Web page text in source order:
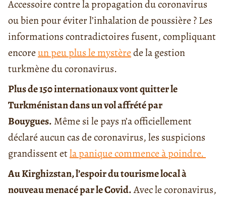
Accessoire contre la propagation du coronavirus
ou bien pour éviter l’inhalation de poussière ? Les
informations contradictoires fusent, compliquant
encoreun peu plus le mystèrede la gestion
turkmène du coronavirus.
Plus de 150 internationaux vont quitter le
Turkménistan dans un vol affrété par
Bouygues. Même si le pays n’a officiellement
déclaré aucun cas de coronavirus, les suspicions
grandissent etla panique commence à poindre.
Au Kirghizstan, l’espoir du tourisme local à
nouveau menacé par le Covid.Avec le coronavirus,